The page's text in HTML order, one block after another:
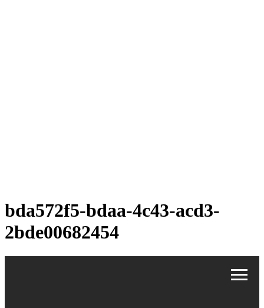
bda572f5-bdaa-4c43-acd3-
2bde00682454